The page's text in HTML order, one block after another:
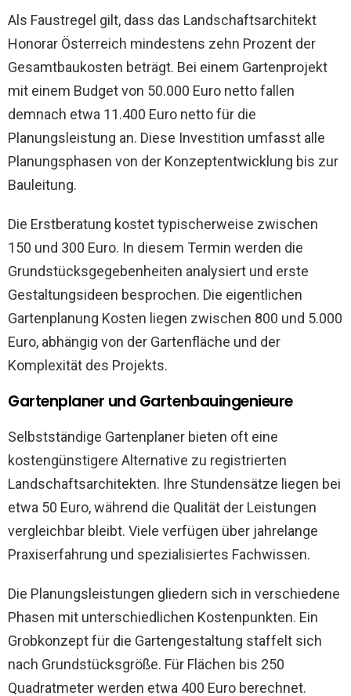
Als Faustregel gilt, dass das Landschaftsarchitekt
Honorar Österreich mindestens zehn Prozent der
Gesamtbaukosten beträgt. Bei einem Gartenprojekt
mit einem Budget von 50.000 Euro netto fallen
demnach etwa 11.400 Euro netto für die
Planungsleistung an. Diese Investition umfasst alle
Planungsphasen von der Konzeptentwicklung bis zur
Bauleitung.
Die Erstberatung kostet typischerweise zwischen
150 und 300 Euro. In diesem Termin werden die
Grundstücksgegebenheiten analysiert und erste
Gestaltungsideen besprochen. Die eigentlichen
Gartenplanung Kosten liegen zwischen 800 und 5.000
Euro, abhängig von der Gartenfläche und der
Komplexität des Projekts.
Gartenplaner und Gartenbauingenieure
Selbstständige Gartenplaner bieten oft eine
kostengünstigere Alternative zu registrierten
Landschaftsarchitekten. Ihre Stundensätze liegen bei
etwa 50 Euro, während die Qualität der Leistungen
vergleichbar bleibt. Viele verfügen über jahrelange
Praxiserfahrung und spezialisiertes Fachwissen.
Die Planungsleistungen gliedern sich in verschiedene
Phasen mit unterschiedlichen Kostenpunkten. Ein
Grobkonzept für die Gartengestaltung staffelt sich
nach Grundstücksgröße. Für Flächen bis 250
Quadratmeter werden etwa 400 Euro berechnet.